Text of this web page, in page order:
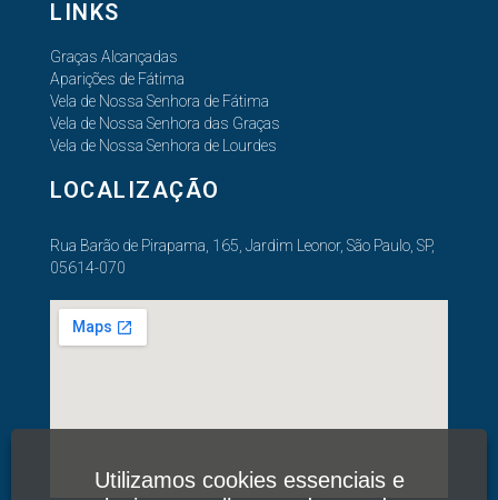
LINKS
Graças Alcançadas
Aparições de Fátima
Vela de Nossa Senhora de Fátima
Vela de Nossa Senhora das Graças
Vela de Nossa Senhora de Lourdes
LOCALIZAÇÃO
Rua Barão de Pirapama, 165, Jardim Leonor, São Paulo, SP,
05614-070
Utilizamos cookies essenciais e